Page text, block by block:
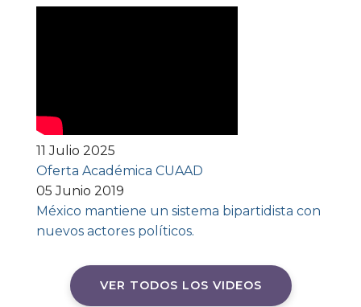
11 Julio 2025
Oferta Académica CUAAD
05 Junio 2019
México mantiene un sistema bipartidista con
nuevos actores políticos.
VER TODOS LOS VIDEOS